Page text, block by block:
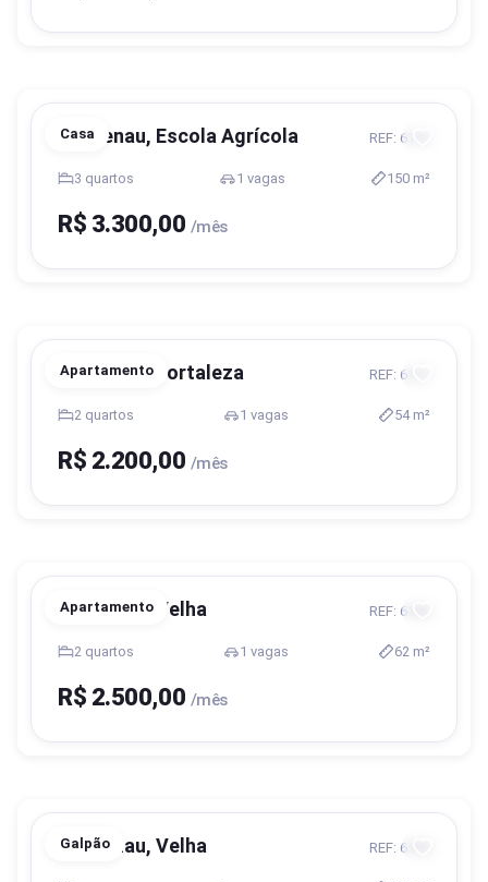
Casa
Blumenau, Escola Agrícola REF: 6192
3 quartos 1 vagas 150 m²
R$ 3.300,00 /mês
Apartamento
Blumenau, Fortaleza REF: 6107
2 quartos 1 vagas 54 m²
R$ 2.200,00 /mês
Apartamento
Blumenau, Velha REF: 6186
2 quartos 1 vagas 62 m²
R$ 2.500,00 /mês
Galpão
Blumenau, Velha REF: 6189